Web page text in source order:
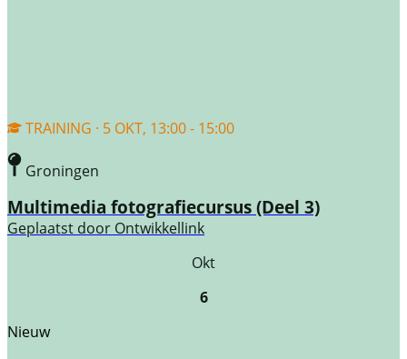
TRAINING · 5 OKT, 13:00 - 15:00
Groningen
Multimedia fotografiecursus (Deel 3)
Geplaatst door Ontwikkellink
Okt
6
Nieuw